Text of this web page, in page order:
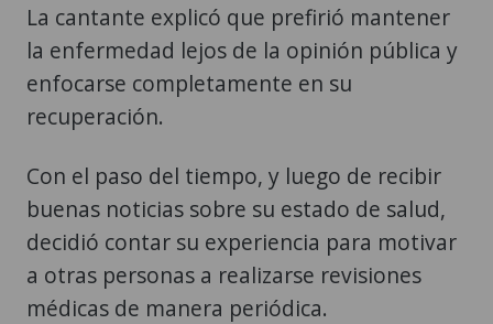
La cantante explicó que prefirió mantener
la enfermedad lejos de la opinión pública y
enfocarse completamente en su
recuperación.
Con el paso del tiempo, y luego de recibir
buenas noticias sobre su estado de salud,
decidió contar su experiencia para motivar
a otras personas a realizarse revisiones
médicas de manera periódica.